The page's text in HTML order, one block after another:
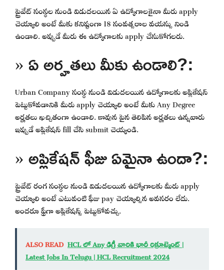
ప్రైవేట్ సంస్థల నుండి విడుదలయిన ఏ ఉద్యోగాలకైనా మీరు apply
చెయ్యాలి అంటే మీకు కనిష్టంగా 18 సంవత్సరాల వయస్సు నిండి
ఉండాలి. అప్పుడే మీరు ఈ ఉద్యోగాలకు apply చేసుకోగలరు.
» ఏ అర్హతలు మీకు ఉండాలి?:
Urban Company సంస్థ నుండి విడుదలయిన ఉద్యోగాలకు అప్లికేషన్
పెట్టుకోవడానికి మీరు apply చెయ్యాలి అంటే మీకు Any Degree
అర్హతలు ఖచ్చితంగా ఉండాలి. కావున పైన తెలిపిన అర్హతలు ఉన్నవారు
ఇప్పుడే అప్లికేషన్ fill చేసి submit చెయ్యండి.
» అప్లికేషన్ ఫీజు ఏమైనా ఉందా?:
ప్రైవేట్ రంగ సంస్థల నుండి విడుదలయిన ఉద్యోగాలకు మీరు apply
చెయ్యాలి అంటే ఎటువంటి ఫీజు pay చెయ్యాల్సిన అవసరం లేదు.
అందరూ ఫ్రీగా అప్లికేషన్స్ పెట్టుకోవచ్చు.
ALSO READ HCL లో Any డిగ్రీ వారికి భారీ రిక్రూట్మెంట్ |
Latest Jobs In Telugu | HCL Recruitment 2024